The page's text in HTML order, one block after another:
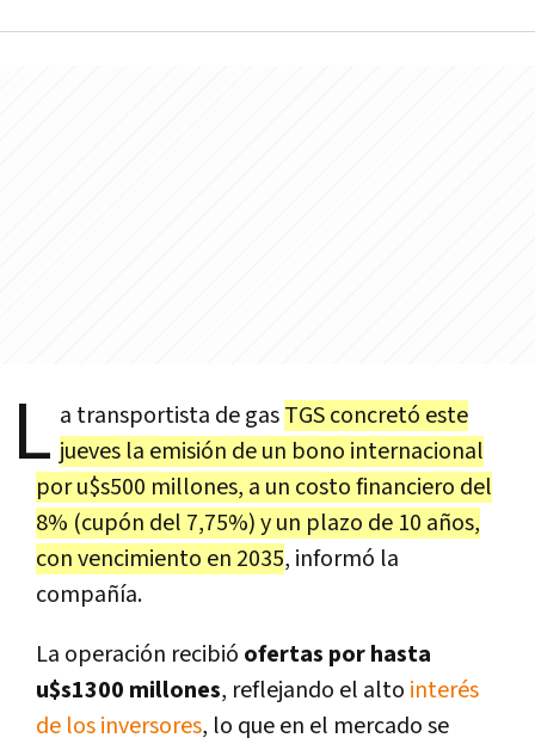
L a transportista de gasTGS concretó este
jueves la emisión de un bono internacional
por u$s500 millones, a un costo financiero del
8% (cupón del 7,75%) y un plazo de 10 años,
con vencimiento en 2035, informó la
compañía.
La operación recibió ofertas por hasta
u$s1300 millones, reflejando el alto interés
de los inversores, lo que en el mercado se